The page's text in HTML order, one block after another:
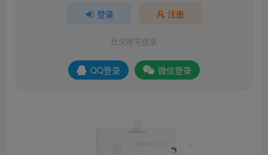
登录 注册
社交账号登录
QQ登录 微信登录